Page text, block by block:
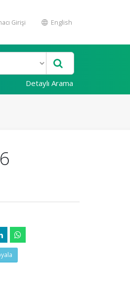
Girişi English
Detaylı Arama